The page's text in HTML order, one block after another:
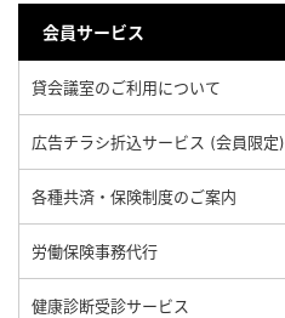
会員サービス
貸会議室のご利用について
広告チラシ折込サービス (会員限定)
各種共済・保険制度のご案内
労働保険事務代行
健康診断受診サービス